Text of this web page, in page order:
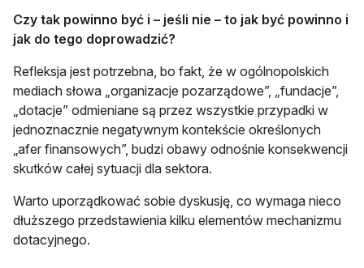
Czy tak powinno być i – jeśli nie – to jak być powinno i
jak do tego doprowadzić?
Refleksja jest potrzebna, bo fakt, że w ogólnopolskich
mediach słowa „organizacje pozarządowe”, „fundacje”,
„dotacje” odmieniane są przez wszystkie przypadki w
jednoznacznie negatywnym kontekście określonych
„afer finansowych”, budzi obawy odnośnie konsekwencji
skutków całej sytuacji dla sektora.
Warto uporządkować sobie dyskusję, co wymaga nieco
dłuższego przedstawienia kilku elementów mechanizmu
dotacyjnego.